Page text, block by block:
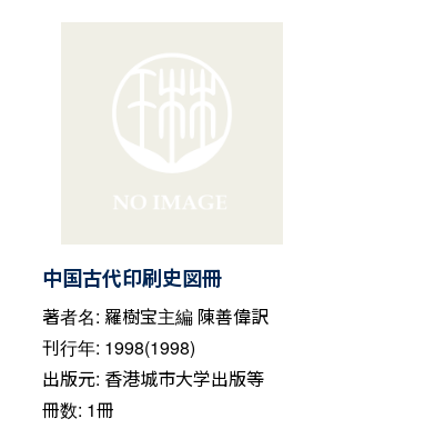
中国古代印刷史図冊
著者名: 羅樹宝主編 陳善偉訳
刊行年: 1998(1998)
出版元: 香港城市大学出版等
冊数: 1冊